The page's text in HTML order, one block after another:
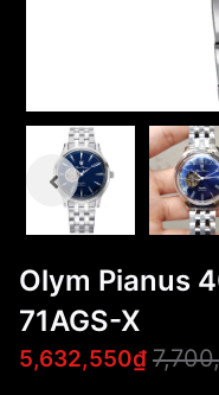
Olym Pianus
71AGS-X
5,632,550₫